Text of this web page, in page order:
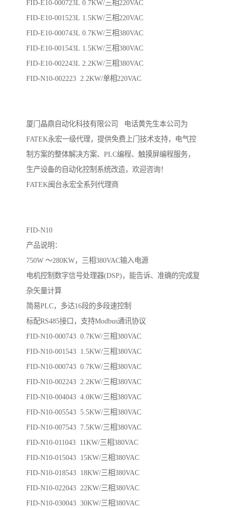
FID-E10-000723L 0.7KW/三相220VAC
FID-E10-001523L 1.5KW/三相220VAC
FID-E10-000743L 0.7KW/三相380VAC
FID-E10-001543L 1.5KW/三相380VAC
FID-E10-002243L 2.2KW/三相380VAC
FID-N10-002223 2.2KW/单相220VAC
厦门晶鼎自动化科技有限公司 电话黄先生本公司为
FATEK永宏一级代理，提供免费上门技术支持，电气控
制方案的整体解决方案、PLC编程、触摸屏编程服务，
生产设备的自动化控制系统改造，欢迎咨询！
FATEK闽台永宏全系列代理商
FID-N10
产品说明：
750W ～280KW，三相380VAC输入电源
电机控制数字信号处理器(DSP)，能告诉、准确的完成复
杂矢量计算
简易PLC，多达16段的多段速控制
标配RS485接口，支持Modbus通讯协议
FID-N10-000743 0.7KW/三相380VAC
FID-N10-001543 1.5KW/三相380VAC
FID-N10-000743 0.7KW/三相380VAC
FID-N10-002243 2.2KW/三相380VAC
FID-N10-004043 4.0KW/三相380VAC
FID-N10-005543 5.5KW/三相380VAC
FID-N10-007543 7.5KW/三相380VAC
FID-N10-011043 11KW/三相380VAC
FID-N10-015043 15KW/三相380VAC
FID-N10-018543 18KW/三相380VAC
FID-N10-022043 22KW/三相380VAC
FID-N10-030043 30KW/三相380VAC